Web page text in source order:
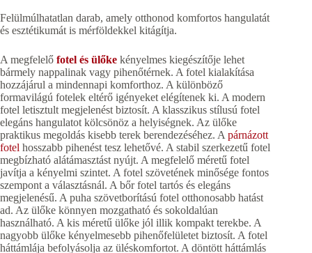
Felülmúlhatatlan darab, amely otthonod komfortos hangulatát
és esztétikumát is mérföldekkel kitágítja.
A megfelelő fotel és ülőke kényelmes kiegészítője lehet
bármely nappalinak vagy pihenőtérnek. A fotel kialakítása
hozzájárul a mindennapi komforthoz. A különböző
formavilágú fotelek eltérő igényeket elégítenek ki. A modern
fotel letisztult megjelenést biztosít. A klasszikus stílusú fotel
elegáns hangulatot kölcsönöz a helyiségnek. Az ülőke
praktikus megoldás kisebb terek berendezéséhez. A párnázott
fotel hosszabb pihenést tesz lehetővé. A stabil szerkezetű fotel
megbízható alátámasztást nyújt. A megfelelő méretű fotel
javítja a kényelmi szintet. A fotel szövetének minősége fontos
szempont a választásnál. A bőr fotel tartós és elegáns
megjelenésű. A puha szövetborítású fotel otthonosabb hatást
ad. Az ülőke könnyen mozgatható és sokoldalúan
használható. A kis méretű ülőke jól illik kompakt terekbe. A
nagyobb ülőke kényelmesebb pihenőfelületet biztosít. A fotel
háttámlája befolyásolja az üléskomfortot. A döntött háttámlás